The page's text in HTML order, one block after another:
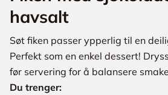
havsalt
Søt fiken passer ypperlig til en
Perfekt som en enkel dessert!
før servering for å balansere
Du trenger: